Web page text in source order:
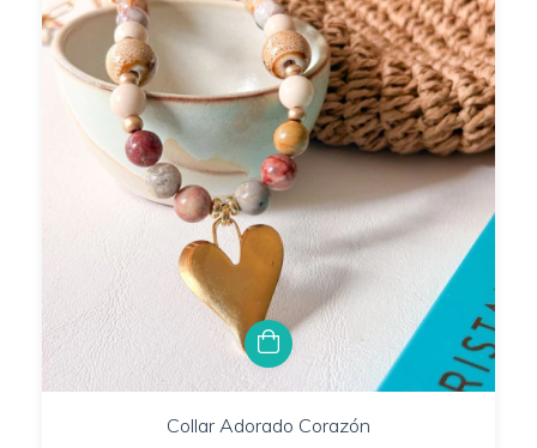
Collar Adorado Corazón